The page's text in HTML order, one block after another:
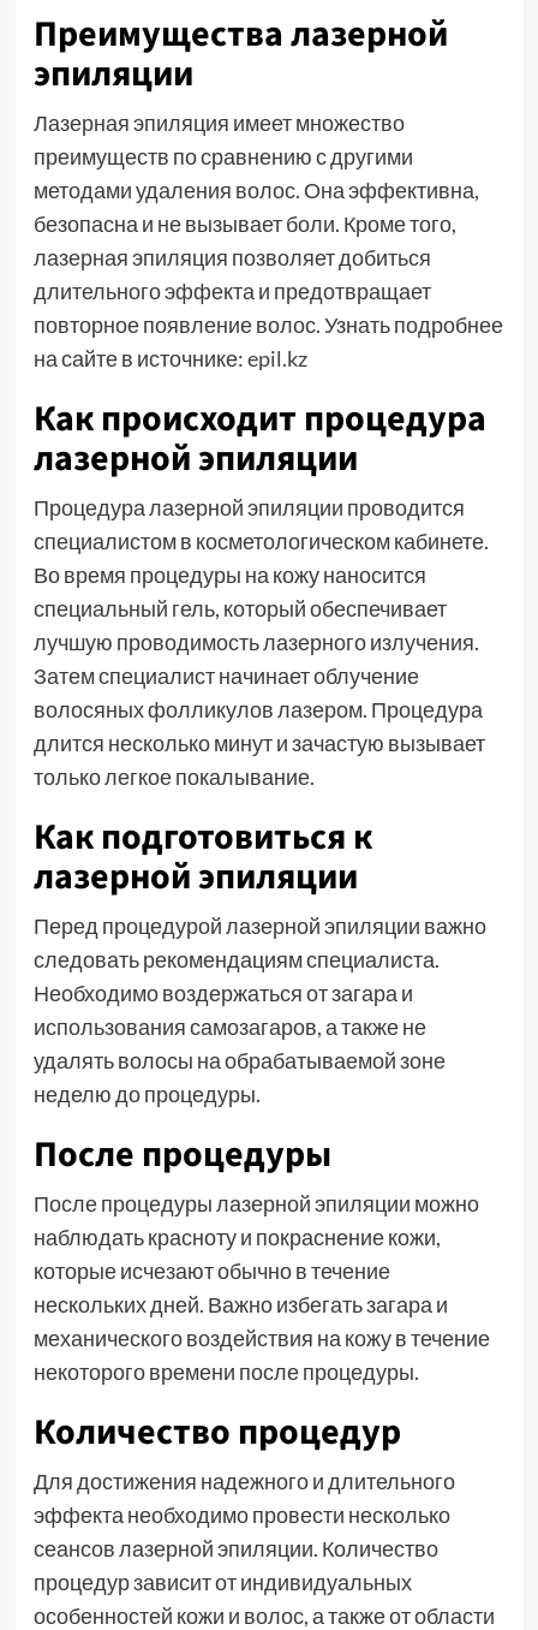
Преимущества лазерной
эпиляции
Лазерная эпиляция имеет множество
преимуществ по сравнению с другими
методами удаления волос. Она эффективна,
безопасна и не вызывает боли. Кроме того,
лазерная эпиляция позволяет добиться
длительного эффекта и предотвращает
повторное появление волос. Узнать подробнее
на сайте в источнике:epil.kz
Как происходит процедура
лазерной эпиляции
Процедура лазерной эпиляции проводится
специалистом в косметологическом кабинете.
Во время процедуры на кожу наносится
специальный гель, который обеспечивает
лучшую проводимость лазерного излучения.
Затем специалист начинает облучение
волосяных фолликулов лазером. Процедура
длится несколько минут и зачастую вызывает
только легкое покалывание.
Как подготовиться к
лазерной эпиляции
Перед процедурой лазерной эпиляции важно
следовать рекомендациям специалиста.
Необходимо воздержаться от загара и
использования самозагаров, а также не
удалять волосы на обрабатываемой зоне
неделю до процедуры.
После процедуры
После процедуры лазерной эпиляции можно
наблюдать красноту и покраснение кожи,
которые исчезают обычно в течение
нескольких дней. Важно избегать загара и
механического воздействия на кожу в течение
некоторого времени после процедуры.
Количество процедур
Для достижения надежного и длительного
эффекта необходимо провести несколько
сеансов лазерной эпиляции. Количество
процедур зависит от индивидуальных
особенностей кожи и волос, а также от области